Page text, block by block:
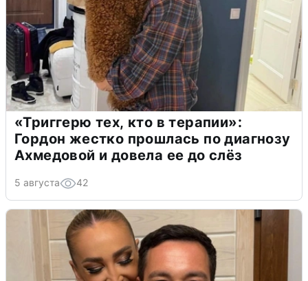
«Триггерю тех, кто в терапии»:
Гордон жестко прошлась по диагнозу
Ахмедовой и довела ее до слёз
5 августа 42